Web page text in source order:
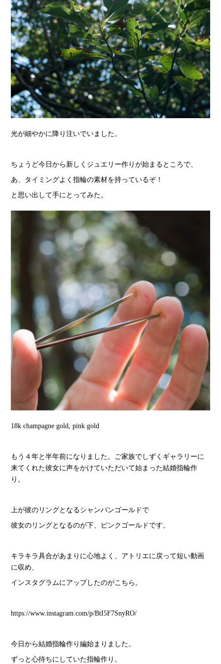
光が細やかに降り注いでいました。
ちょうど今日から新しくジュエリー作りが始まるところで、
あ、タイミングよく指輪の素材を持っているぞ！
と思い出して手にとってみた。
18k champagne gold, pink gold
もう４年と半年前になりました。ご家族でしずくギャラリーに
来てくれた彼女に声をかけていただいて始まった結婚指輪作
り。
上が彼のリングとなるシャンパンゴールドで
彼女のリングとなるのが下、ピンクゴールドです。
キラキラ具合があまりに心地よく、アトリエに戻って短い動画
に収め、
インスタグラムにアップしたのがこちら。
https://www.instagram.com/p/BtI5F7SnyRO/
今日から結婚指輪作り編始まりました。
ずっと心待ちにしていた指輪作り。